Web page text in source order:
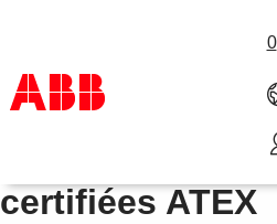
0
Produits & Services
Industries
Fonctions de
certifiées ATEX